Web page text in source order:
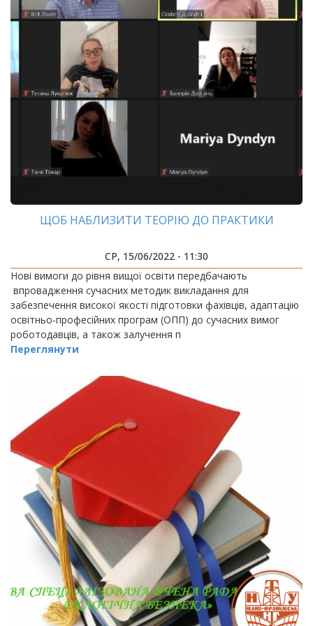
ЩОБ НАБЛИЗИТИ ТЕОРІЮ ДО ПРАКТИКИ
СР, 15/06/2022 - 11:30
Нові вимоги до рівня вищої освіти передбачають
впровадження сучасних методик викладання для
забезпечення високої якості підготовки фахівців, адаптацію
освітньо-професійних програм (ОПП) до сучасних вимог
роботодавців, а також залучення п
Переглянути